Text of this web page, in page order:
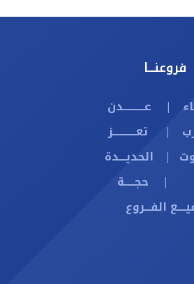
فروعنـــا
| عــــــــــدن
| تعـــــــــــز
| الحديـــدة
| حجـــــة
الفـــروع